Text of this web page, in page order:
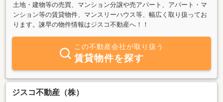
土地・建物等の売買、マンション分譲や売アパート、アパート・マ
ンション等の賃貸物件、マンスリーハウス等、幅広く取り扱ってお
ります。諫早の物件情報はジスコ不動産へ！！
この不動産会社が取り扱う
賃貸物件を探す
ジスコ不動産（株）